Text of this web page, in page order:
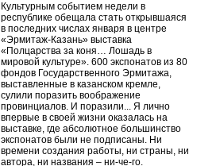
Культурным событием недели в
республике обещала стать открывшаяся
в последних числах января в центре
«Эрмитаж-Казань» выставка
«Полцарства за коня… Лошадь в
мировой культуре». 600 экспонатов из 80
фондов Государственного Эрмитажа,
выставленные в казанском кремле,
сулили поразить воображение
провинциалов. И поразили... Я лично
впервые в своей жизни оказалась на
выставке, где абсолютное большинство
экспонатов были не подписаны. Ни
времени создания работы, ни страны, ни
автора, ни названия – ни-че-го.